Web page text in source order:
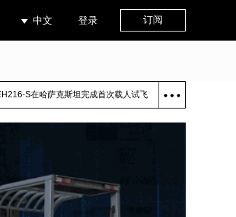
中文 登录 订阅
完成首次载人试飞 中国铁建中标阿尔及利亚铁路三电项目